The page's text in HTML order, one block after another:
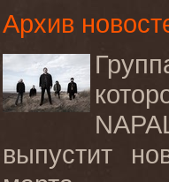
Архив
выпустит